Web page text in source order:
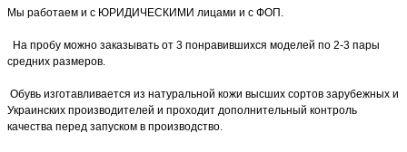
Мы работаем и с ЮРИДИЧЕСКИМИ лицами и с ФОП.
На пробу можно заказывать от 3 понравившихся моделей по 2-3 пары
средних размеров.
Обувь изготавливается из натуральной кожи высших сортов зарубежных и
Украинских производителей и проходит дополнительный контроль
качества перед запуском в производство.